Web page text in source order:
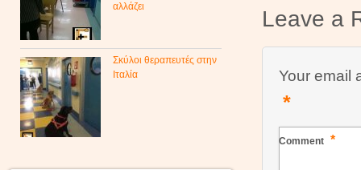
Leave a
Your email
*
Comment *
αλλάζει
Σκύλοι θεραπευτές στην
Ιταλία